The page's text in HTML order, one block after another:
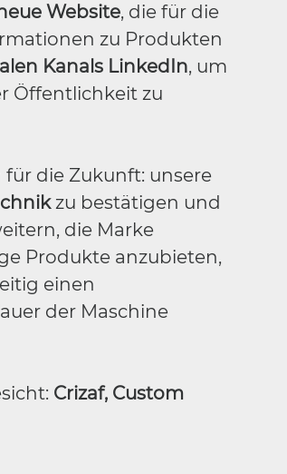
Website, die für die
zu Produkten
Kanals LinkedIn, um
Öffentlichkeit zu
die Zukunft: unsere
zu bestätigen und
die Marke
Produkte anzubieten,
einen
der Maschine
Crizaf, Custom